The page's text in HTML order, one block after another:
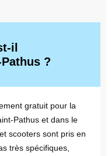
il
?
gratuit pour la
Pathus et dans le
scooters sont pris en
très spécifiques,